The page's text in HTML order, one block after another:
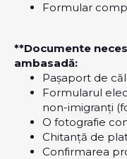
Formular
**Documente
ambasadă:
Pașaport de
Formularul
non-imigranți
O fotografie
Chitanță de
Confirmarea